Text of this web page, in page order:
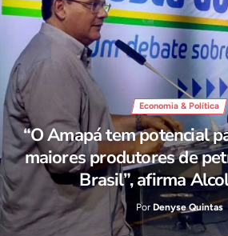
Economia & Política
“O Amapá tem potencial
maiores produtores de
Brasil”, afirma
Por Denyse Quintas